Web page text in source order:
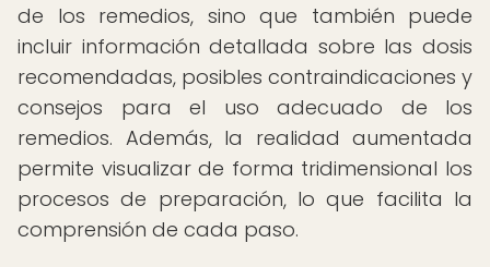
de los remedios, sino que también puede
incluir información detallada sobre las dosis
recomendadas, posibles contraindicaciones y
consejos para el uso adecuado de los
remedios. Además, la realidad aumentada
permite visualizar de forma tridimensional los
procesos de preparación, lo que facilita la
comprensión de cada paso.